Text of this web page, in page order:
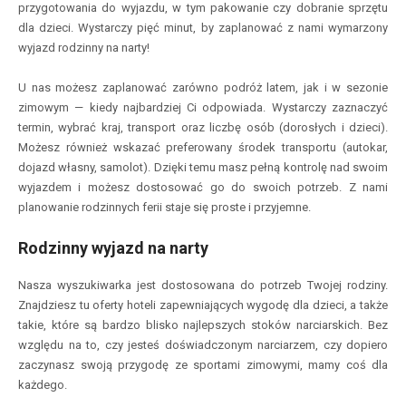
przygotowania do wyjazdu, w tym pakowanie czy dobranie sprzętu
dla dzieci. Wystarczy pięć minut, by zaplanować z nami wymarzony
wyjazd rodzinny na narty!
U nas możesz zaplanować zarówno podróż latem, jak i w sezonie
zimowym — kiedy najbardziej Ci odpowiada. Wystarczy zaznaczyć
termin, wybrać kraj, transport oraz liczbę osób (dorosłych i dzieci).
Możesz również wskazać preferowany środek transportu (autokar,
dojazd własny, samolot). Dzięki temu masz pełną kontrolę nad swoim
wyjazdem i możesz dostosować go do swoich potrzeb. Z nami
planowanie rodzinnych ferii staje się proste i przyjemne.
Rodzinny wyjazd na narty
Nasza wyszukiwarka jest dostosowana do potrzeb Twojej rodziny.
Znajdziesz tu oferty hoteli zapewniających wygodę dla dzieci, a także
takie, które są bardzo blisko najlepszych stoków narciarskich. Bez
względu na to, czy jesteś doświadczonym narciarzem, czy dopiero
zaczynasz swoją przygodę ze sportami zimowymi, mamy coś dla
każdego.